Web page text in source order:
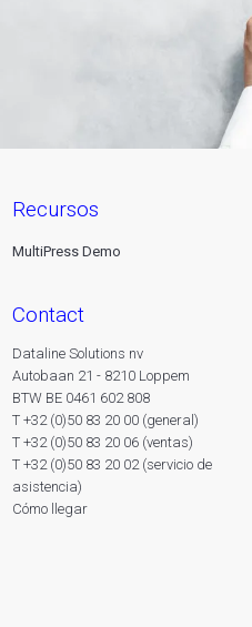
recursos
MultiPress Demo
contact
Dataline Solutions nv
Autobaan 21 - 8210 Loppem
BTW BE 0461 602 808
T +32 (0)50 83 20 00 (general)
T +32 (0)50 83 20 06 (ventas)
T +32 (0)50 83 20 02 (servicio de
asistencia)
Cómo llegar